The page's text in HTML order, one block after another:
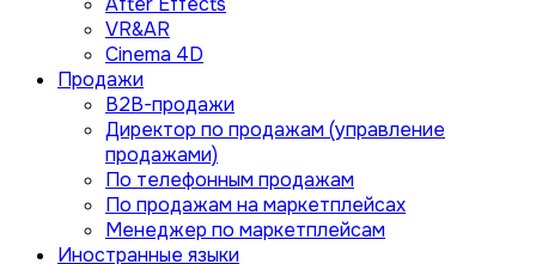
VR&AR
Cinema 4D
Продажи
B2B-продажи
Директор по продажам (управление
продажами)
По телефонным продажам
По продажам на маркетплейсах
Менеджер по маркетплейсам
Иностранные языки